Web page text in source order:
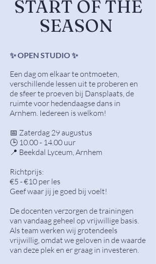
START OF THE
SEASON
✨ OPEN STUDIO ✨
Een dag om elkaar te ontmoeten,
verschillende lessen uit te proberen en
de sfeer te proeven bij Dansplaats, de
ruimte voor hedendaagse dans in
Arnhem. Iedereen is welkom!
📅 Zaterdag 29 augustus
🕒 10.00 - 14.00 uur
📍 Beekdal Lyceum, Arnhem
Richtprijs:
€5 - €10 per les
Geef waar jij je goed bij voelt!
De docenten verzorgen de trainingen
van vandaag geheel op vrijwillige basis.
Als team werken wij grotendeels
vrijwillig, omdat we geloven in de waarde
van deze plek en er graag in investeren.